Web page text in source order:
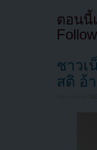
ตอนนี้
ชาว
สติ อ้